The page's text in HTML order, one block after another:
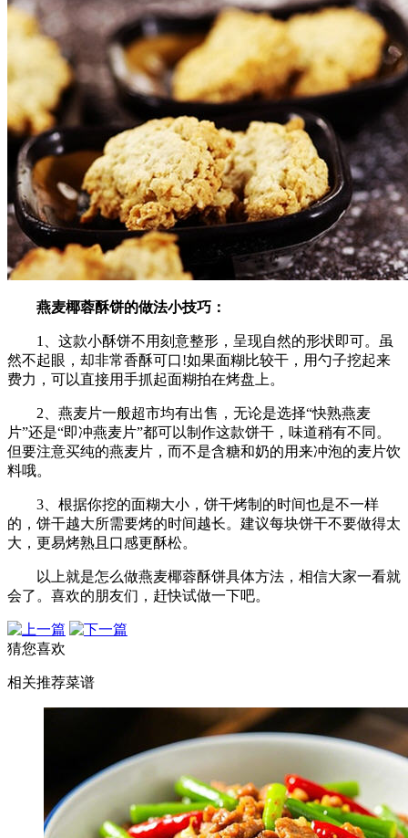
燕麦椰蓉酥饼的做法小技巧：
1、这款小酥饼不用刻意整形，呈现自然的形状即可。虽
然不起眼，却非常香酥可口!如果面糊比较干，用勺子挖起来
费力，可以直接用手抓起面糊拍在烤盘上。
2、燕麦片一般超市均有出售，无论是选择“快熟燕麦
片”还是“即冲燕麦片”都可以制作这款饼干，味道稍有不同。
但要注意买纯的燕麦片，而不是含糖和奶的用来冲泡的麦片饮
料哦。
3、根据你挖的面糊大小，饼干烤制的时间也是不一样
的，饼干越大所需要烤的时间越长。建议每块饼干不要做得太
大，更易烤熟且口感更酥松。
以上就是怎么做燕麦椰蓉酥饼具体方法，相信大家一看就
会了。喜欢的朋友们，赶快试做一下吧。
猜您喜欢
相关推荐菜谱